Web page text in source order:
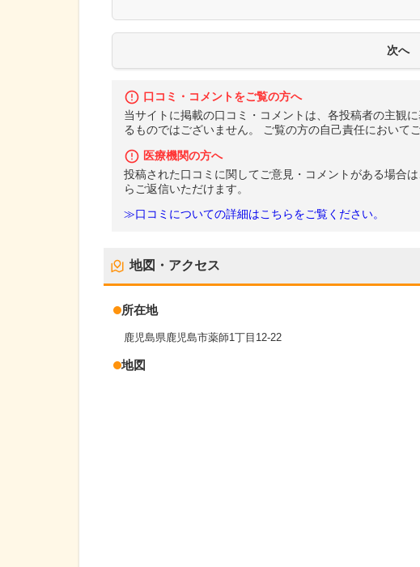
口コミ・コメントをご覧の方へ
当サイトに掲載の口コミ・コメントは、各投稿者の主観
るものではございません。 ご覧の方の自己責任において
医療機関の方へ
投稿された口コミに関してご意見・コメントがある場合
らご返信いただけます。
≫口コミについての詳細はこちらをご覧ください。
地図・アクセス
所在地
鹿児島県鹿児島市薬師1丁目12-22
地図